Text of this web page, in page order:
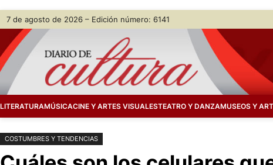
Saltar
contenido
Skip
content
7 de agosto de 2026 – Edición número: 6141
LITERATURAMÚSICACINE Y ARTES VISUALESTEATRO Y DANZAMUSEOS Y
COSTUMBRES Y TENDENCIAS